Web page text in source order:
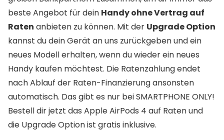
beste Angebot für dein Handy ohne Vertrag auf
Raten anbieten zu können. Mit der Upgrade Option
kannst du dein Gerät an uns zurückgeben und ein
neues Modell erhalten, wenn du wieder ein neues
Handy kaufen möchtest. Die Ratenzahlung endet
nach Ablauf der Raten-Finanzierung ansonsten
automatisch. Das gibt es nur bei SMARTPHONE ONLY!
Bestell dir jetzt das Apple AirPods 4 auf Raten und
die Upgrade Option ist gratis inklusive.